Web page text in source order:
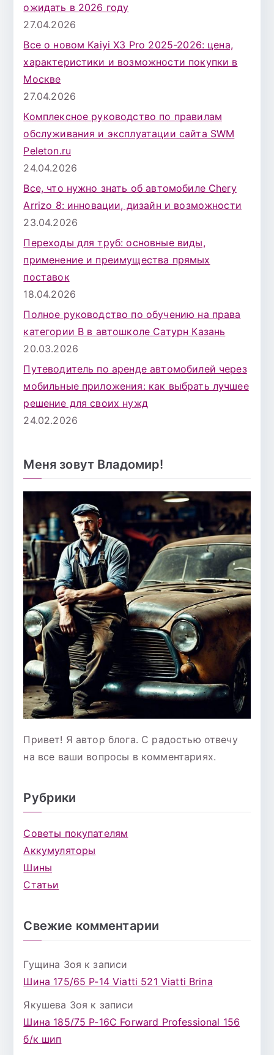
ожидать в 2026 году
27.04.2026
Все о новом Kaiyi X3 Pro 2025-2026: цена,
характеристики и возможности покупки в
Москве
27.04.2026
Комплексное руководство по правилам
обслуживания и эксплуатации сайта SWM
Peleton.ru
24.04.2026
Все, что нужно знать об автомобиле Chery
Arrizo 8: инновации, дизайн и возможности
23.04.2026
Переходы для труб: основные виды,
применение и преимущества прямых
поставок
18.04.2026
Полное руководство по обучению на права
категории B в автошколе Сатурн Казань
20.03.2026
Путеводитель по аренде автомобилей через
мобильные приложения: как выбрать лучшее
решение для своих нужд
24.02.2026
Меня зовут Владомир!
Привет! Я автор блога. С радостью отвечу
на все ваши вопросы в комментариях.
Рубрики
Советы покупателям
Аккумуляторы
Шины
Статьи
Свежие комментарии
Гущина Зоя к записи
Шина 175/65 Р-14 Viatti 521 Viatti Brina
Якушева Зоя к записи
Шина 185/75 Р-16С Forward Professional 156
б/к шип